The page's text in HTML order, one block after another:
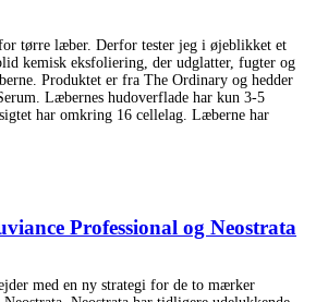
tørre læber. Derfor tester jeg i øjeblikket et
kemisk eksfoliering, der udglatter, fugter og
Produktet er fra The Ordinary og hedder
Læbernes hudoverflade har kun 3-5
har omkring 16 cellelag. Læberne har
Professional og Neostrata
med en ny strategi for de to mærker